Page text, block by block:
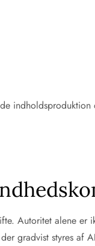
indholdsproduktion
Autoritet alene
gradvist styres af